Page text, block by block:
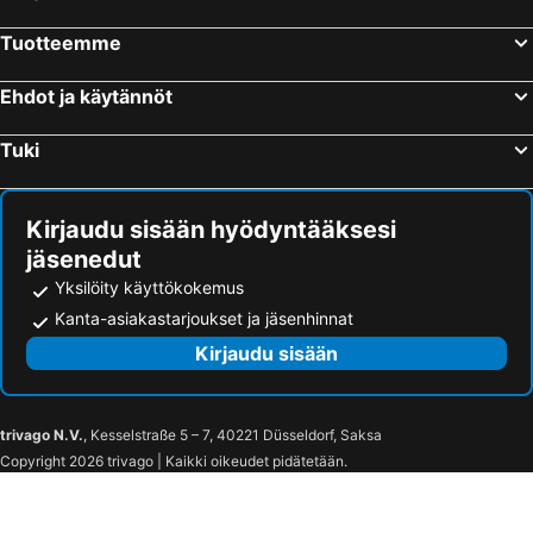
Beringen, bed and breakfasts
Hilvarenbeek, bed and breakfasts
Wellerlooi, bed and breakfasts
Kerkdriel, bed and breakfasts
Tessenderlo, bed and breakfasts
Tuotteemme
Ehdot ja käytännöt
Tuki
Kirjaudu sisään hyödyntääksesi
jäsenedut
Yksilöity käyttökokemus
Kanta-asiakastarjoukset ja jäsenhinnat
Kirjaudu sisään
trivago N.V., Kesselstraße 5 – 7, 40221 Düsseldorf, Saksa
Copyright 2026 trivago | Kaikki oikeudet pidätetään.